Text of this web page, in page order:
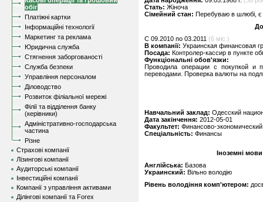
обіг
Платіжні картки
Інформаційні технології
Маркетинг та реклама
Юридична служба
Стягнення заборгованості
Служба безпеки
Управління персоналом
Діловодство
Розвиток філіальної мережі
Філії та відділення банку
(керівники)
Адміністративно-господарська
частина
Різне
Страхові компанії
Лізингові компанії
Аудиторські компанії
Інвестиційні компанії
Компанії з управління активами
Ділінгові компанії та Forex
Стать: Жіноча
Сімейний стан: Перебуваю в шлюбі, є
C 09.2010 по 03.2011 (6 міс.)
В компанії: Украинская финансовая
Посада: Контролер-кассир в пункте
Функціональні обов'язки:
Проводила операции с покупкой и
переводами. Проверка валюты на
Навчальний заклад: Одесский
Дата закінчення: 2012-05-01
Факультет: Финансово-экономический
Спеціальність: Финансы
Іноземні
Англійська: Базова
Украинский: Вільно володію
Рівень володіння комп'ютером: